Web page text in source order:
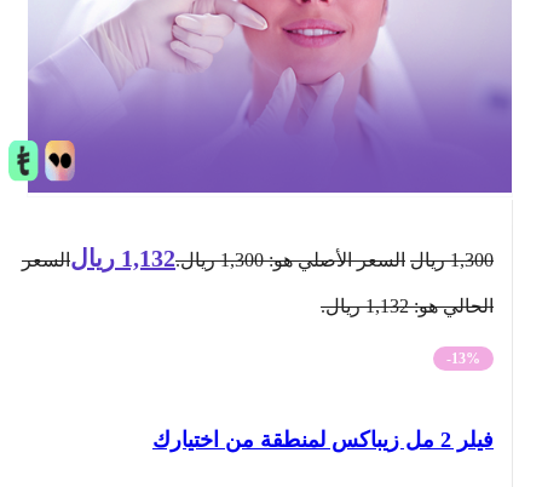
1,300 ريال السعر الأصلي هو: 1,300 ريال. 1,132 ريال السعر
الحالي هو: 1,132 ريال.
-13%
فيلر 2 مل زيباكس لمنطقة من اختيارك